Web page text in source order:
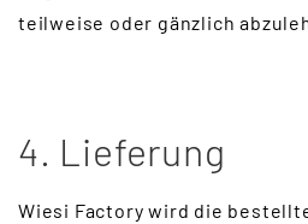
teilweise oder gänzlich
4. Lieferung
Wiesi Factory wird die